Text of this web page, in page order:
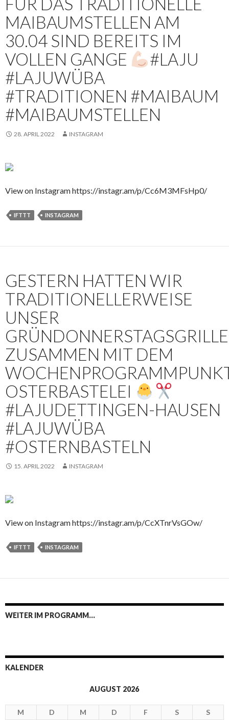
MAIBAUMSTELLEN AM
30.04 SIND BEREITS IM
VOLLEN GANGE
#LAJU
#LAJUWÜBA
#TRADITIONEN #MAIBAUM
#MAIBAUMSTELLEN
28. APRIL 2022 INSTAGRAM
View on Instagram https://instagr.am/p/Cc6M3MFsHp0/
IFTTT INSTAGRAM
GESTERN HATTEN WIR
TRADITIONELLERWEISE
UNSER
ZUSAMMEN MIT DEM
OSTERBASTELEI
#LAJUDETTINGEN-HAUSEN
#LAJUWÜBA
#OSTERNBASTELN
15. APRIL 2022 INSTAGRAM
View on Instagram https://instagr.am/p/CcXTnrVsGOw/
IFTTT INSTAGRAM
WEITER IM PROGRAMM…
KALENDER
AUGUST 2026
M D M D F S
S